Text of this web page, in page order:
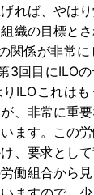
れば、やは
織の目標と
関係が非常に
3回目にILO
ILOこれは
、非常に重
ます。この労
、要求とし
働組合から